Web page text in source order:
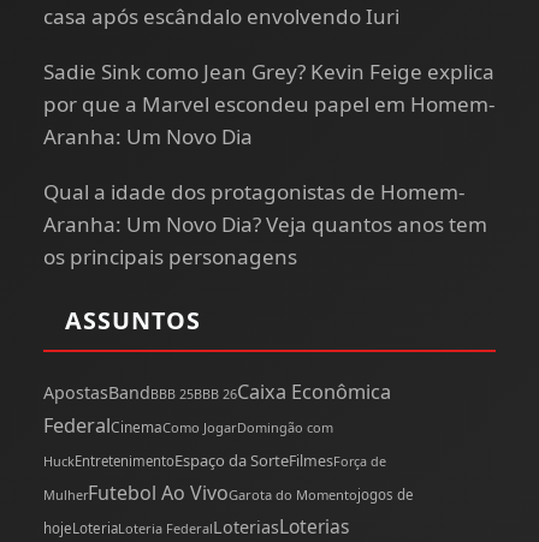
casa após escândalo envolvendo Iuri
Sadie Sink como Jean Grey? Kevin Feige explica
por que a Marvel escondeu papel em Homem-
Aranha: Um Novo Dia
Qual a idade dos protagonistas de Homem-
Aranha: Um Novo Dia? Veja quantos anos tem
os principais personagens
ASSUNTOS
ApostasBandBBB 25BBB 26Caixa Econômica
FederalCinemaComo JogarDomingão com
HuckEntretenimentoEspaço da SorteFilmesForça de
MulherFutebol Ao VivoGarota do Momentojogos de
hojeLoteriaLoteria FederalLoteriasLoterias